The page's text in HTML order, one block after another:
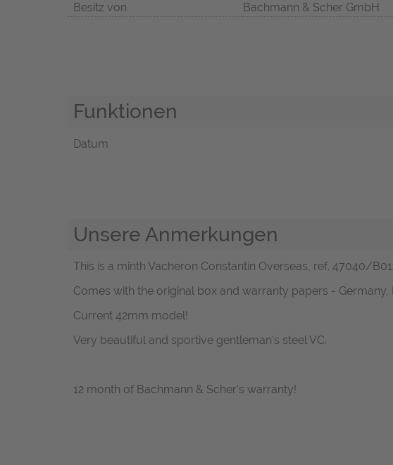
Besitz von
Bachmann & Scher GmbH
Funktionen
Datum
Unsere Anmerkungen
This is a minth Vacheron Constantin Overseas, ref. 47040/
Comes with the original box and warranty papers - Germany,
Current 42mm model!
Very beautiful and sportive gentleman's steel VC.
12 month of Bachmann & Scher's warranty!